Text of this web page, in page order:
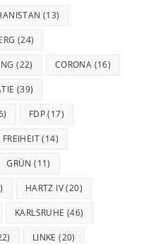
(13)
(24)
(22) CORONA (16)
(39)
FDP(17)
FREIHEIT(14)
GRÜN (11)
HARTZ IV(20)
KARLSRUHE (46)
LINKE (20)